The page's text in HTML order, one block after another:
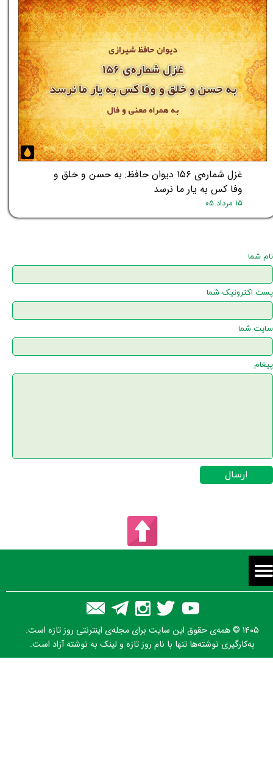
★
غزل شماره‌ی ۱۵۶ دیوان حافظ: به حسن و خلق و
وفا کس به یار ما نرسد
۱۵ مرداد ۰۵
نام شما
پست اکترونیک شما
سایت شما
پیغام
ارسال
۱۴۰۵ © همه‌ی حقوق این سایت برای مجله‌ی اینترنتی روز تازه است.
به‌کارگیری نوشته‌ها تنها با نام روز تازه و لینک به نوشته آزاد است.